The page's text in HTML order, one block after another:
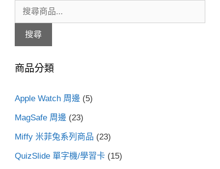
尋
字:
搜尋
商品分類
Apple Watch 周邊 (5)
MagSafe 周邊 (23)
Miffy 米菲兔系列商品 (23)
QuizSlide 單字機/學習卡 (15)